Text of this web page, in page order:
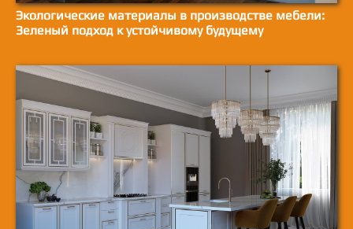
Экологические материалы в производстве мебели:
Зеленый подход к устойчивому будущему